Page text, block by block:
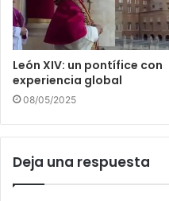
León XIV: un pontífice con
experiencia global
08/05/2025
Deja una respuesta